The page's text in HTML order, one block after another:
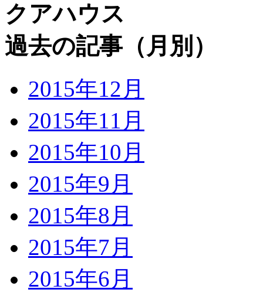
クアハウス
過去の記事（月別）
2015年12月
2015年11月
2015年10月
2015年9月
2015年8月
2015年7月
2015年6月